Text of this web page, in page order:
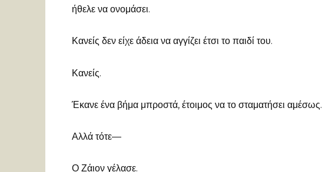
ήθελε να ονομάσει.
Κανείς δεν είχε άδεια να αγγίζει έτσι το παιδί του.
Κανείς.
Έκανε ένα βήμα μπροστά, έτοιμος να το σταματήσει αμέσως.
Αλλά τότε—
Ο Ζάιον γέλασε.